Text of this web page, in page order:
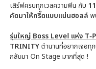
เสิร์ฟครบทุกเวลความฟิน กับ
คัดมาให้กรี๊ดแบบแน่นฮอลล์ พ
รุ่นใหญ่ Boss Level แห่ง T-
TRINITYตำนานที่อยากเจอ
กลับมา On Stage มากที่สุด !